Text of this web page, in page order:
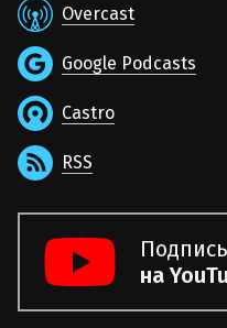
Overcast
Google Podcasts
Castro
RSS
на